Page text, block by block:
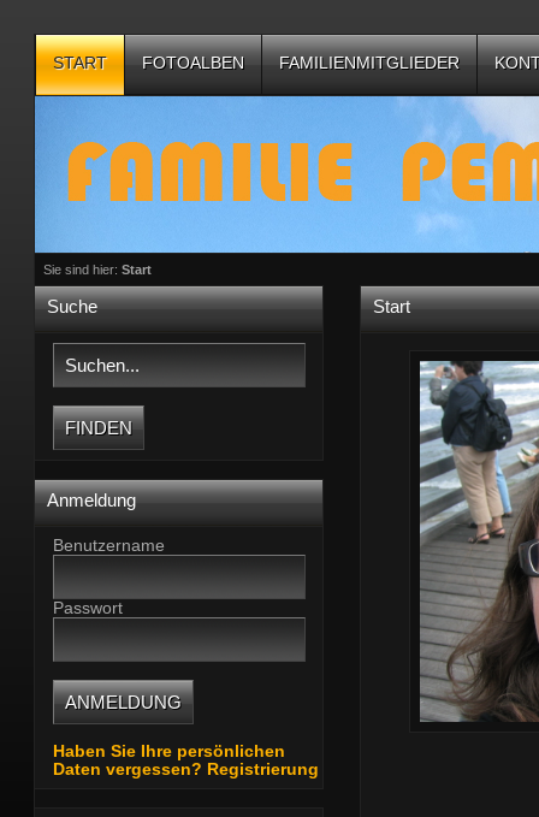
START FOTOALBEN FAMILIENMITGLIEDER
Sie sind hier: Start
Start
Suche
Anmeldung
Benutzername
Passwort
Haben Sie Ihre persönlichen
Daten vergessen? Registrierung